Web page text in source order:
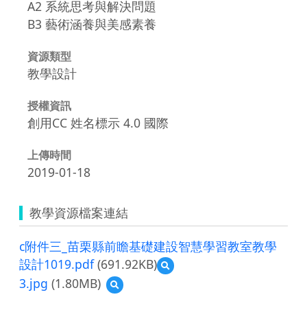
A2 系統思考與解決問題
B3 藝術涵養與美感素養
資源類型
教學設計
授權資訊
創用CC 姓名標示 4.0 國際
上傳時間
2019-01-18
教學資源檔案連結
c附件三_苗栗縣前瞻基礎建設智慧學習教室教學
設計1019.pdf(691.92KB)
預
覽
3.jpg (1.80MB)
預
覽